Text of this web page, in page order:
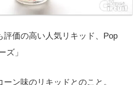
評価の高い人気リキッド、Pop
ズ」
ン味のリキッドとのこと。